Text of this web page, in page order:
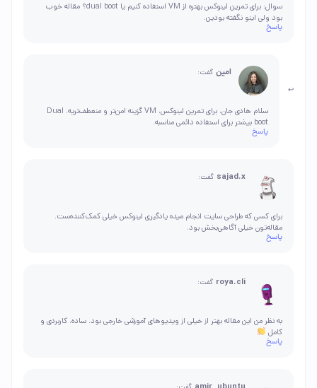
سوال: برای تمرین لینوکس بهتره از VM استفاده کنیم یا dual boot؟ مقاله خوب
بود ولی اینو نگفته بودین.
پاسخ
امین گفت:
سلام هادی جان، برای تمرین لینوکس، VM گزینه امن‌تر و منعطف‌تریه. Dual
boot بیشتر برای استفاده دائمی مناسبه.
پاسخ
sajad.x گفت:
برای کسی که طراحی سایت انجام میده یادگیری لینوکس خیلی کمک‌کننده‌ست.
مقاله‌تون خیلی آگاهی‌بخش بود.
پاسخ
roya.cli گفت:
به نظر من این مقاله بهتر از خیلی از ویدیوهای آموزشی خارجی بود. ساده، کاربردی و
کامل
پاسخ